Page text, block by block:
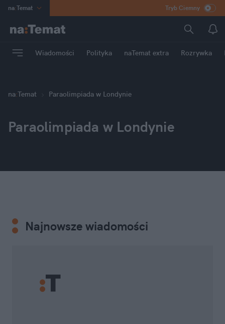
na:Temat
Poland
mama
Rozrywka
Tryb Ciemny
Wiadomości Polityka naTemat extra Rozrywka
na:Temat Paraolimpiada w Londynie
Paraolimpiada w Londynie
Najnowsze wiadomości